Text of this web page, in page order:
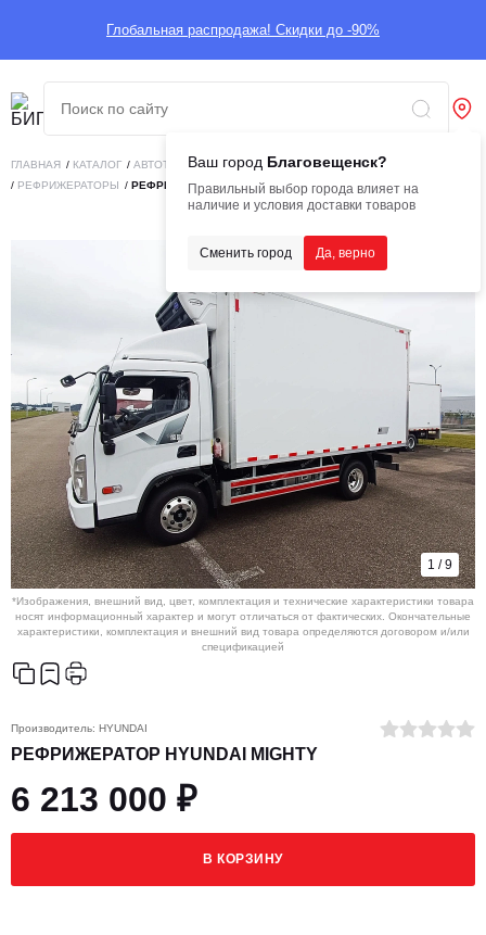
Глобальная распродажа! Скидки до -90%
Ваш город Благовещенск?
Правильный выбор города влияет на
наличие и условия доставки товаров
Сменить город Да, верно
ГЛАВНАЯ / КАТАЛОГ / АВТОТЕХНИКА /КОММЕРЧЕСКИЙ ТРАНСПОРТ
/ РЕФРИЖЕРАТОРЫ / РЕФРИЖЕРАТОР HYUNDAI MIGHTY
1 /9
*Изображения, внешний вид, цвет, комплектация и технические характеристики товара
носят информационный характер и могут отличаться от фактических. Окончательные
характеристики, комплектация и внешний вид товара определяются договором и/или
спецификацией
Производитель: HYUNDAI
РЕФРИЖЕРАТОР HYUNDAI MIGHTY
6 213 000 ₽
В КОРЗИНУ